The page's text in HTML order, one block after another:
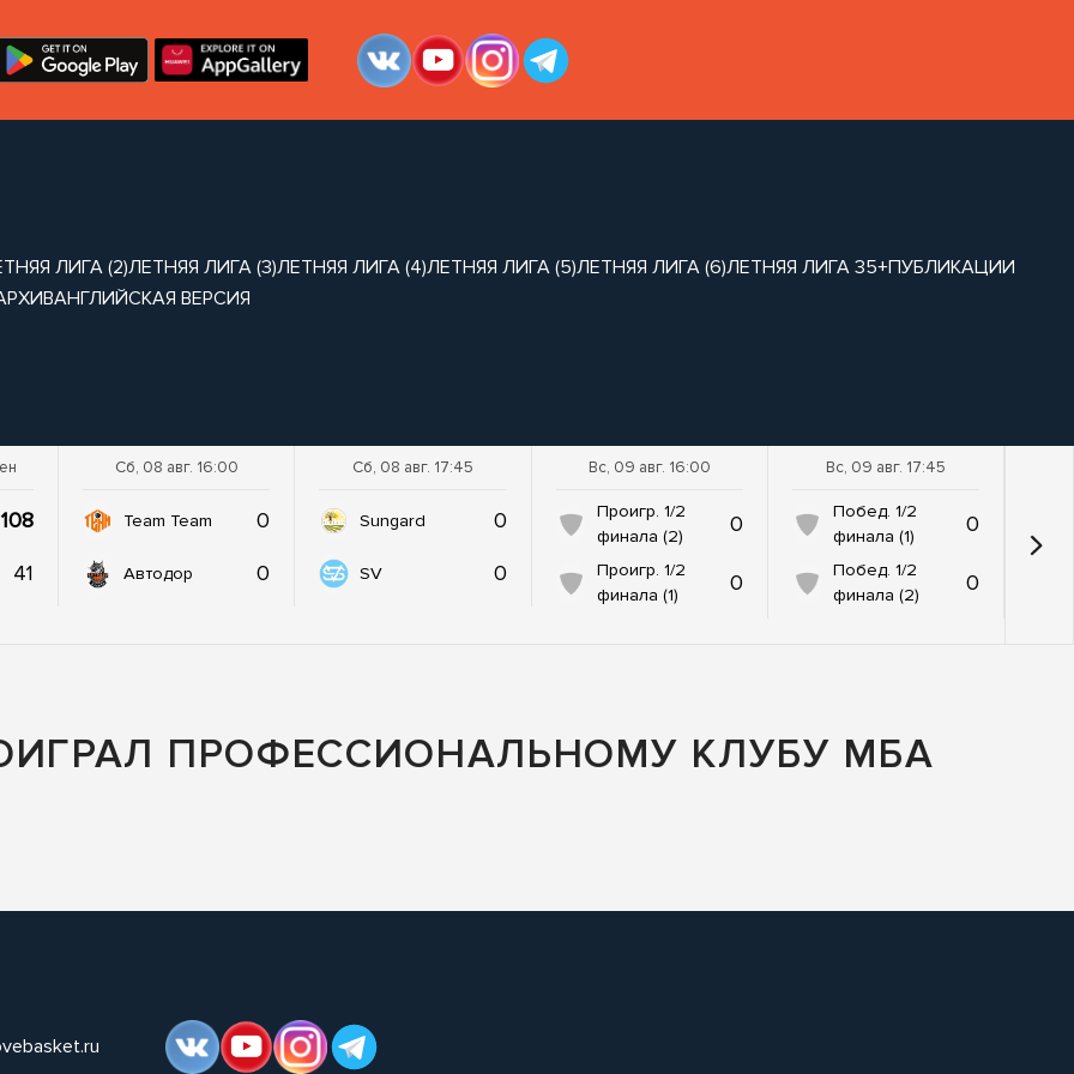
ЛИГА (2)ЛЕТНЯЯ ЛИГА (3)ЛЕТНЯЯ ЛИГА (4)ЛЕТНЯЯ ЛИГА (5)ЛЕТНЯЯ ЛИГА (6)ЛЕТНЯЯ ЛИГА 35+ПУБЛИКАЦИИ
АНГЛИЙСКАЯ ВЕРСИЯ
108
41
Сб, 08 авг. 16:00
Team Team 0
Автодор 0
Сб, 08 авг. 17:45
Sungard 0
SV 0
Вс, 09 авг. 16:00
Проигр. 1/2
финала (2)
0
Проигр. 1/2
финала (1)
0
Вс, 09 авг. 17:45
Побед. 1/2
финала (1)
0
Побед. 1/2
финала (2)
0
ПРОФЕССИОНАЛЬНОМУ КЛУБУ МБА